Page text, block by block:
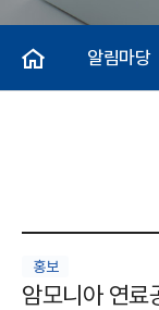
알림마당
홍보
암모니아 연료